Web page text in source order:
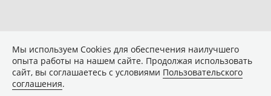
Мы используем Сookies для обеспечения наилучшего
опыта работы на нашем сайте. Продолжая использовать
сайт, вы соглашаетесь с условиями Пользовательского
соглашения.